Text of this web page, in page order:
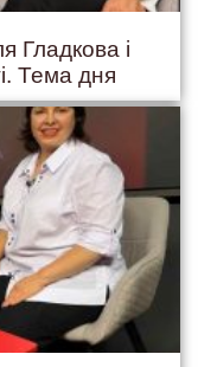
Гладкова і
Тема дня